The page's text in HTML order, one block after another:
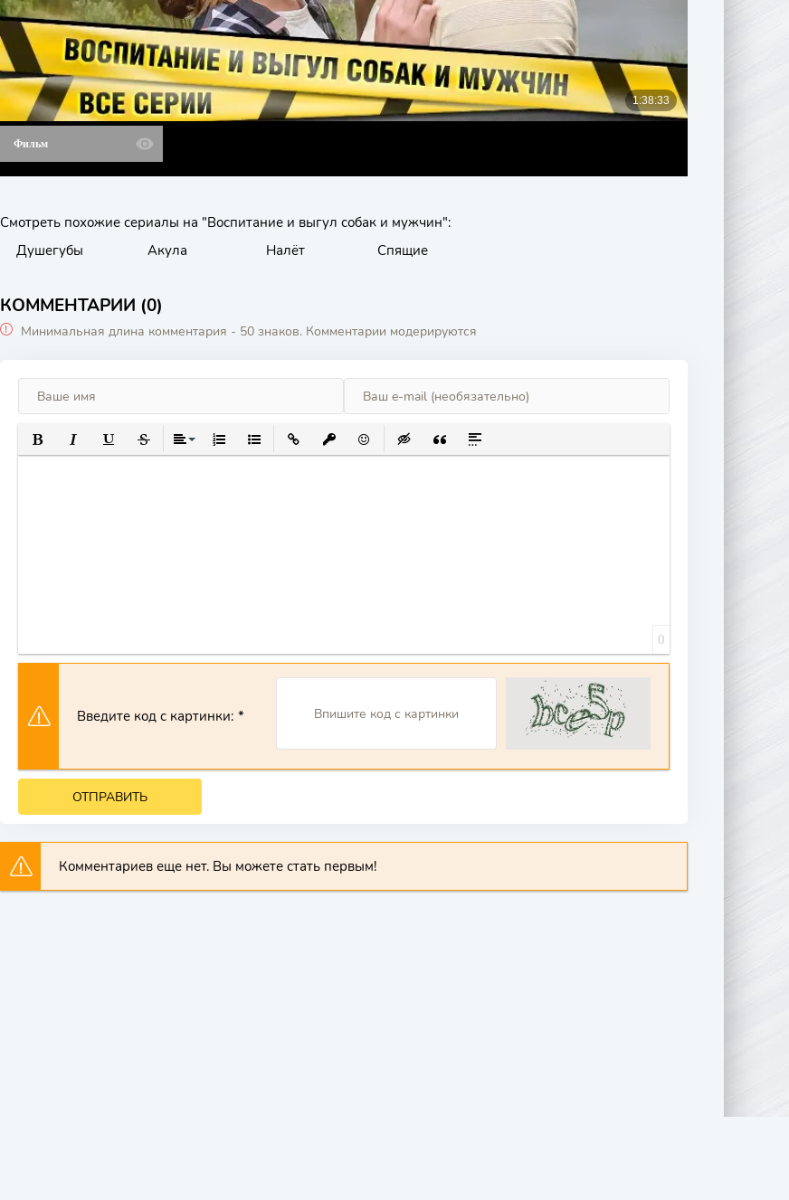
Фильм
Смотреть похожие сериалы на "Воспитание и выгул собак и мужчин":
Душегубы
Акула Налёт Спящие
КОММЕНТАРИИ (0)
Минимальная длина комментария - 50 знаков. Комментарии модерируются
ПОЛУЖИРНЫЙ
КУРСИВПОДЧЕРКНУТЫЙ
ЗАЧЕРКНУТЫЙ
ВЫРАВНИВАНИЕ
НУМЕРОВАННЫЙ СПИСОК
МАРКИРОВАННЫЙ СПИСОК
ВСТАВИТЬ ССЫЛКУ
ВСТАВИТЬ ЗАЩИЩЕННУЮ ССЫЛКУ
ВСТАВИТЬ СМАЙЛИК
ВСТАВКА СКРЫТОГО ТЕКСТА
ВСТАВКА ЦИТАТЫ
ВСТАВКА СПОЙЛЕРА
0
Введите код с картинки:
ОТПРАВИТЬ
Комментариев еще нет. Вы можете стать первым!